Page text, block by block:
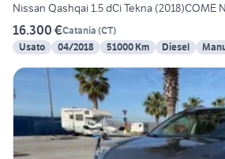
Nissan Qashqai 1.5 dCi Tekna (2018)COME
16.300 €Catania (CT)
Usato
04/2018 51000 Km Diesel